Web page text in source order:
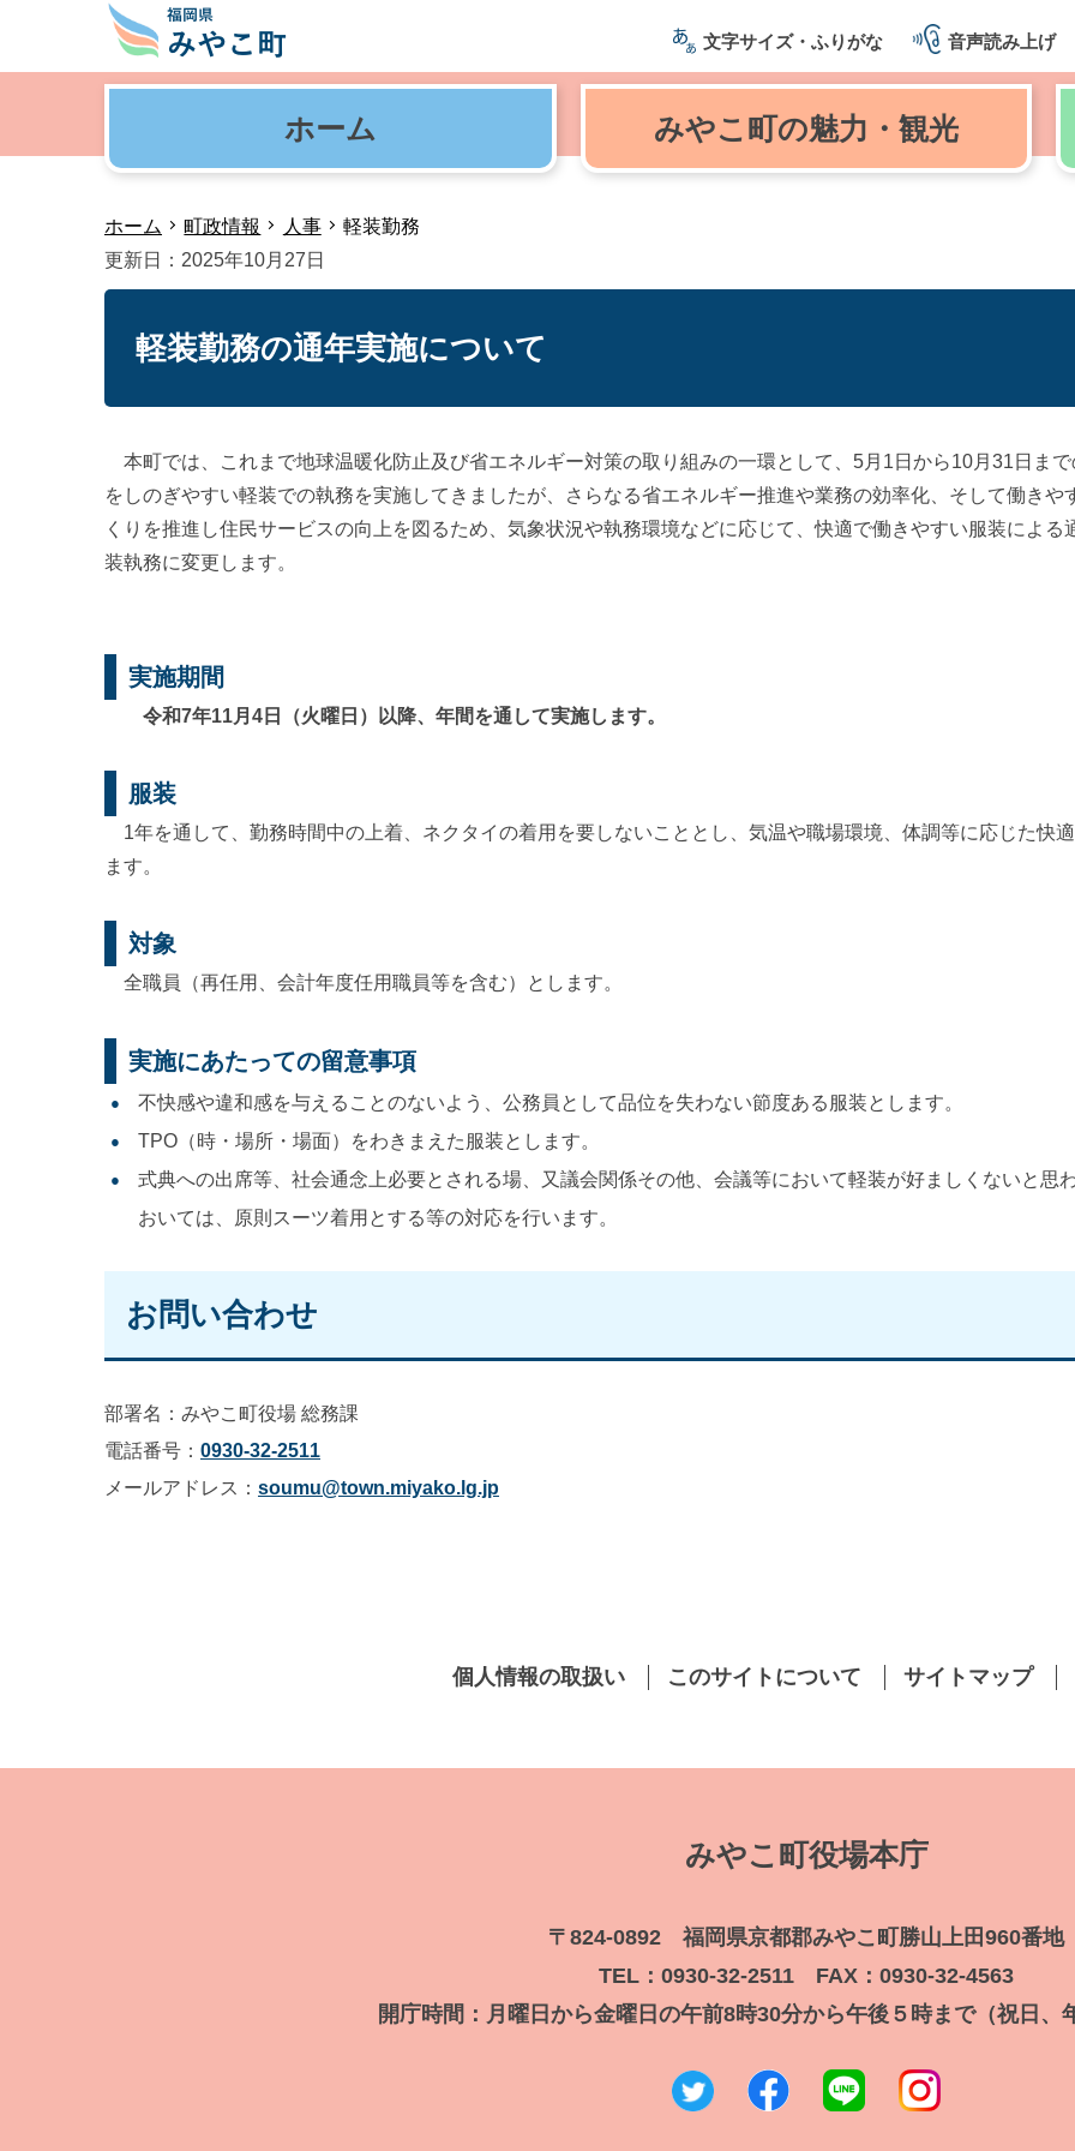
文字サイズ・ふりがな 音声読み上げ
ホーム みやこ町の魅力・観光
ホーム 町政情報 人事
軽装勤務
更新日：2025年10月27日
軽装勤務の通年実施について
本町では、これまで地球温暖化防止及び省エネルギー対策の取り組みの一環として、5月1日から10月31日まで
をしのぎやすい軽装での執務を実施してきましたが、さらなる省エネルギー推進や業務の効率化、そして働きや
くりを推進し住民サービスの向上を図るため、気象状況や執務環境などに応じて、快適で働きやすい服装による
装執務に変更します。
実施期間
令和7年11月4日（火曜日）以降、年間を通して実施します。
服装
1年を通して、勤務時間中の上着、ネクタイの着用を要しないこととし、気温や職場環境、体調等に応じた快
ます。
対象
全職員（再任用、会計年度任用職員等を含む）とします。
実施にあたっての留意事項
不快感や違和感を与えることのないよう、公務員として品位を失わない節度ある服装とします。
TPO（時・場所・場面）をわきまえた服装とします。
式典への出席等、社会通念上必要とされる場、又議会関係その他、会議等において軽装が好ましくないと思
おいては、原則スーツ着用とする等の対応を行います。
お問い合わせ
部署名：みやこ町役場 総務課
電話番号： 0930-32-2511
メールアドレス： soumu@town.miyako.lg.jp
個人情報の取扱い このサイトについて サイトマップ
みやこ町役場本庁
〒824-0892 福岡県京都郡みやこ町勝山上田960番地
TEL：0930-32-2511 FAX：0930-32-4563
開庁時間：月曜日から金曜日の午前8時30分から午後５時まで（祝日、